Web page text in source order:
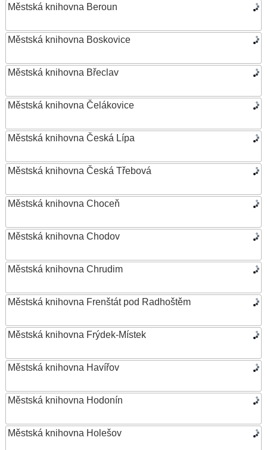
Městská knihovna Beroun
Městská knihovna Boskovice
Městská knihovna Břeclav
Městská knihovna Čelákovice
Městská knihovna Česká Lípa
Městská knihovna Česká Třebová
Městská knihovna Choceň
Městská knihovna Chodov
Městská knihovna Chrudim
Městská knihovna Frenštát pod Radhoštěm
Městská knihovna Frýdek-Místek
Městská knihovna Havířov
Městská knihovna Hodonín
Městská knihovna Holešov